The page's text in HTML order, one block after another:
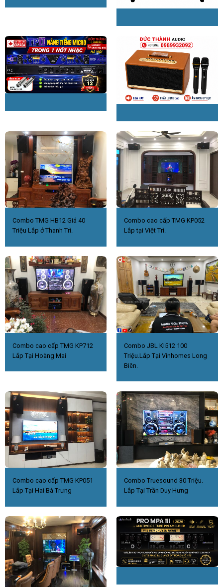
Combo TMG HB12 Giá 40
Triệu Lắp ở Thanh Trì.
Combo cao cấp TMG KP052
Lắp tại Việt Trì.
Combo cao cấp TMG KP712
Lắp Tại Hoàng Mai
Combo JBL KI512 100
Triệu.Lắp Tại Vinhomes Long
Biên.
Combo cao cấp TMG KP051
Lắp Tại Hai Bà Trưng
Combo Truesound 30 Triệu.
Lắp Tại Trần Duy Hưng